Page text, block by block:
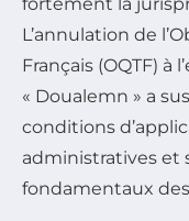
L’annulation de
Français (OQTF) à
« Doualemn » a
conditions
administratives et
fondamentaux